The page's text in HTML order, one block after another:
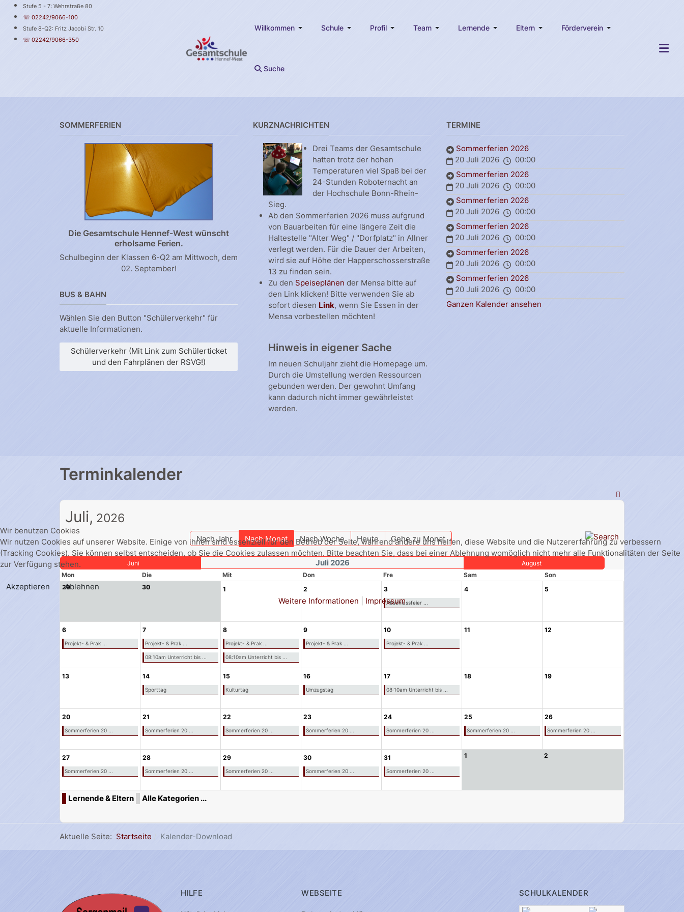
Stufe 5 - 7: Wehrstraße 80
☏ 02242/9066-100
Stufe 8-Q2: Fritz Jacobi Str. 10
☏ 02242/9066-350
Willkommen Schule Profil Team Lernende Eltern Förderverein
Suche
SOMMERFERIEN
Die Gesamtschule Hennef-West wünscht
erholsame Ferien.
Schulbeginn der Klassen 6-Q2 am Mittwoch, dem
02. September!
BUS & BAHN
Wählen Sie den Button "Schülerverkehr" für
aktuelle Informationen.
Schülerverkehr (Mit Link zum Schülerticket
und den Fahrplänen der RSVG!)
KURZNACHRICHTEN
Drei Teams der Gesamtschule
hatten trotz der hohen
Temperaturen viel Spaß bei der
24-Stunden Roboternacht an
der Hochschule Bonn-Rhein-
Sieg.
Ab den Sommerferien 2026 muss aufgrund
von Bauarbeiten für eine längere Zeit die
Haltestelle "Alter Weg" / "Dorfplatz" in Allner
verlegt werden. Für die Dauer der Arbeiten,
wird sie auf Höhe der Happerschosserstraße
13 zu finden sein.
Zu den Speiseplänen der Mensa bitte auf
den Link klicken! Bitte verwenden Sie ab
sofort diesen Link, wenn Sie Essen in der
Mensa vorbestellen möchten!
Hinweis in eigener Sache
Im neuen Schuljahr zieht die Homepage um.
Durch die Umstellung werden Ressourcen
gebunden werden. Der gewohnt Umfang
kann dadurch nicht immer gewährleistet
werden.
TERMINE
Sommerferien 2026
20 Juli 2026
00:00
Sommerferien 2026
20 Juli 2026
00:00
Sommerferien 2026
20 Juli 2026
00:00
Sommerferien 2026
20 Juli 2026
00:00
Sommerferien 2026
20 Juli 2026
00:00
Sommerferien 2026
20 Juli 2026
00:00
Ganzen Kalender ansehen
Terminkalender
Juli, 2026
Nach Jahr Nach Monat Nach Woche Heute Gehe zu Monat
Juni Juli 2026
August
Mon
Die Mit Don Fre Sam
Son
29
30 1 2 3
Abschlussfeier ...
4 5
6
Projekt- & Prak ...
7
Projekt- & Prak ...
08:10am Unterricht bis ...
8
Projekt- & Prak ...
08:10am Unterricht bis ...
9
Projekt- & Prak ...
10
Projekt- & Prak ...
11 12
13 14
Sporttag
15
Kulturtag
16
Umzugstag
17
08:10am Unterricht bis ...
18 19
20
Sommerferien 20 ...
21
Sommerferien 20 ...
22
Sommerferien 20 ...
23
Sommerferien 20 ...
24
Sommerferien 20 ...
25
Sommerferien 20 ...
26
Sommerferien 20 ...
27
Sommerferien 20 ...
28
Sommerferien 20 ...
29
Sommerferien 20 ...
30
Sommerferien 20 ...
31
Sommerferien 20 ...
1 2
Lernende & Eltern Alle Kategorien ...
Aktuelle Seite: Startseite Kalender-Download
HILFE WEBSEITE SCHULKALENDER
Wir benutzen Cookies
Wir nutzen Cookies auf unserer Website. Einige von ihnen sind essenziell für den Betrieb der Seite, während andere uns helfen, diese Website und die Nutzererfahrung zu verbessern
(Tracking Cookies). Sie können selbst entscheiden, ob Sie die Cookies zulassen möchten. Bitte beachten Sie, dass bei einer Ablehnung womöglich nicht mehr alle Funktionalitäten der Seite
zur Verfügung stehen.
Akzeptieren
Ablehnen
Weitere Informationen
Impressum